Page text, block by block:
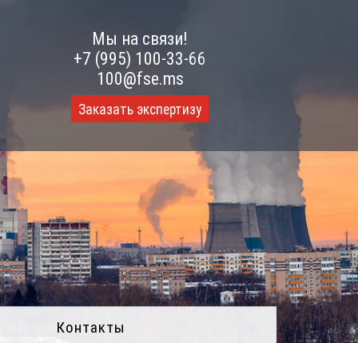
Мы на связи!
+7 (995) 100-33-66
100@fse.ms
Заказать экспертизу
Контакты